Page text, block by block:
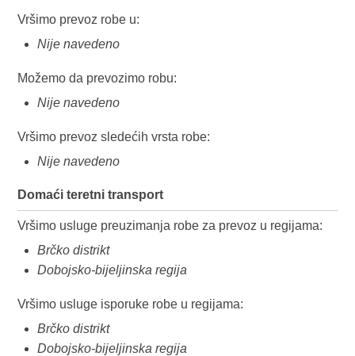
Vršimo prevoz robe u:
Nije navedeno
Možemo da prevozimo robu:
Nije navedeno
Vršimo prevoz sledećih vrsta robe:
Nije navedeno
Domaći teretni transport
Vršimo usluge preuzimanja robe za prevoz u regijama:
Brčko distrikt
Dobojsko-bijeljinska regija
Vršimo usluge isporuke robe u regijama:
Brčko distrikt
Dobojsko-bijeljinska regija